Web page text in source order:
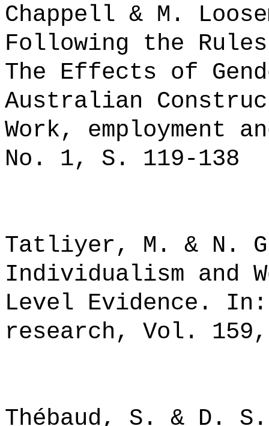
Chappell & M.
Following the
The Effects of
Australian
Work, employment
No. 1, S. 119-138
Tatliyer, M. & N.
Individualism and
Level Evidence.
research, Vol.
Thébaud, S. & D.